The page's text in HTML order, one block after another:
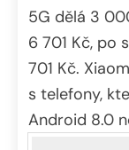
5G dělá 3
6 701 Kč, po
701 Kč.
s telefony,
Android 8.0